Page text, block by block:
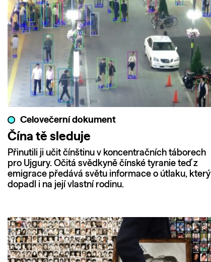
Celovečerní dokument
Čína tě sleduje
Přinutili ji učit čínštinu v koncentračních táborech
pro Ujgury. Očitá svědkyně čínské tyranie teď z
emigrace předává světu informace o útlaku, který
dopadl i na její vlastní rodinu.